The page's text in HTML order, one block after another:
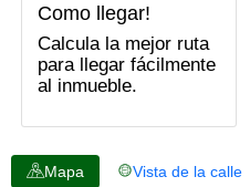
Cerca De Centro
Comercial
Estudio
Residencial
Como llegar!
Calcula la mejor ruta
para llegar fácilmente
al inmueble.
Mapa Vista de la calle